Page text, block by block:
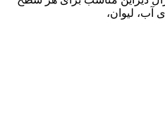
لیوان،